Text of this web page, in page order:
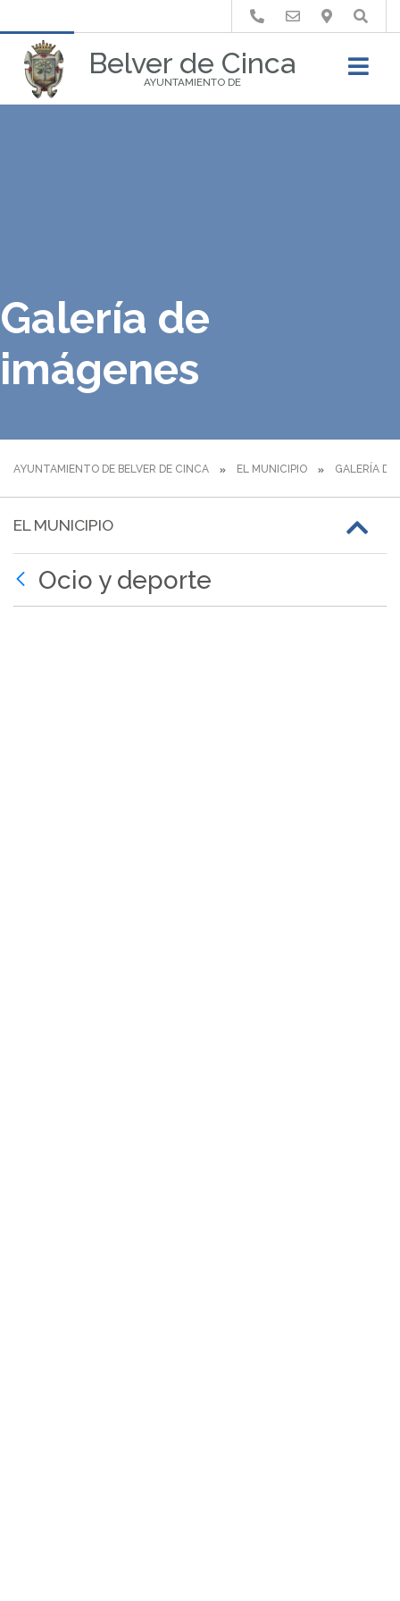
Belver de Cinca
AYUNTAMIENTO DE
Buscar
Galería de
imágenes
AYUNTAMIENTO DE BELVER DE CINCA EL MUNICIPIO GALERÍA DE
EL MUNICIPIO
Ocio y deporte